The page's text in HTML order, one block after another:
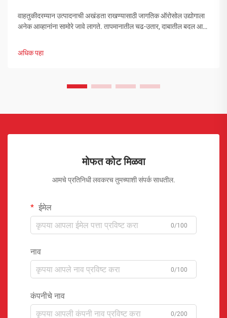
वाहतुकीदरम्यान उत्पादनाची अखंडता राखण्यासाठी जागतिक ऑरोसोल उद्योगाला
अनेक आव्हानांना सामोरे जावे लागते. तापमानातील चढ-उतार, दाबातील बदल आणि
उपाययोजना राबविल्या पाहिजेत.
अधिक पहा
मोफत कोट मिळवा
आमचे प्रतिनिधी लवकरच तुमच्याशी संपर्क साधतील.
ईमेल
0/100
नाव
0/100
कंपनीचे नाव
0/200